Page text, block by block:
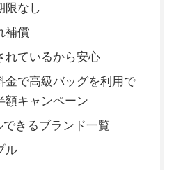
限なし
補償
れているから安心
金で高級バッグを利用で
額キャンペーン
きるブランド一覧
ル